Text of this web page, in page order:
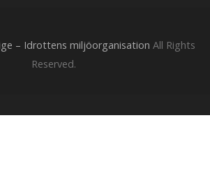
– Idrottens miljöorganisation All Rights
Reserved.